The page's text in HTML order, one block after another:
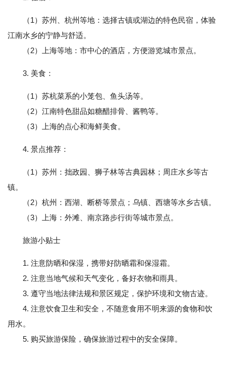
（1）苏州、杭州等地：选择古镇或湖边的特色民宿，体验
江南水乡的宁静与舒适。
（2）上海等地：市中心的酒店，方便游览城市景点。
3. 美食：
（1）苏杭菜系的小笼包、鱼头汤等。
（2）江南特色甜品如糖醋排骨、酱鸭等。
（3）上海的点心和海鲜美食。
4. 景点推荐：
（1）苏州：拙政园、狮子林等古典园林；周庄水乡等古
镇。
（2）杭州：西湖、断桥等景点；乌镇、西塘等水乡古镇。
（3）上海：外滩、南京路步行街等城市景点。
旅游小贴士
1. 注意防晒和保湿，携带好防晒霜和保湿霜。
2. 注意当地气候和天气变化，备好衣物和雨具。
3. 遵守当地法律法规和景区规定，保护环境和文物古迹。
4. 注意饮食卫生和安全，不随意食用不明来源的食物和饮
用水。
5. 购买旅游保险，确保旅游过程中的安全保障。